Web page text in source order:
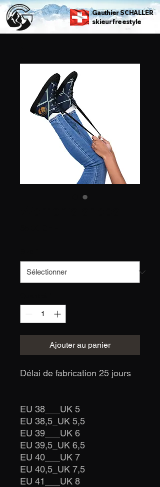
Gauthier SCHALLER
skieur freestyle
Ajouter au panier
Délai de fabrication 25 jours
EU 38___UK 5
EU 38,5_UK 5,5
EU 39___UK 6
EU 39,5_UK 6,5
EU 40___UK 7
EU 40,5_UK 7,5
EU 41___UK 8